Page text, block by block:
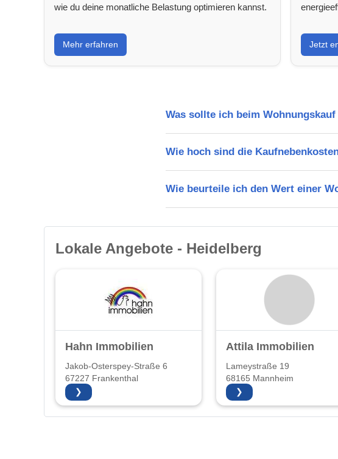
wie du deine monatliche Belastung optimieren kannst.
Mehr erfahren Jetzt
Was sollte ich beim
Wie hoch sind die
Wie beurteile ich den Wert einer
Lokale Angebote - Heidelberg
Hahn Immobilien
Jakob-Osterspey-Straße 6
67227 Frankenthal
❯
Attila Immobilien
Lameystraße 19
68165 Mannheim
❯